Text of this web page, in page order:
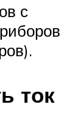
с
ток